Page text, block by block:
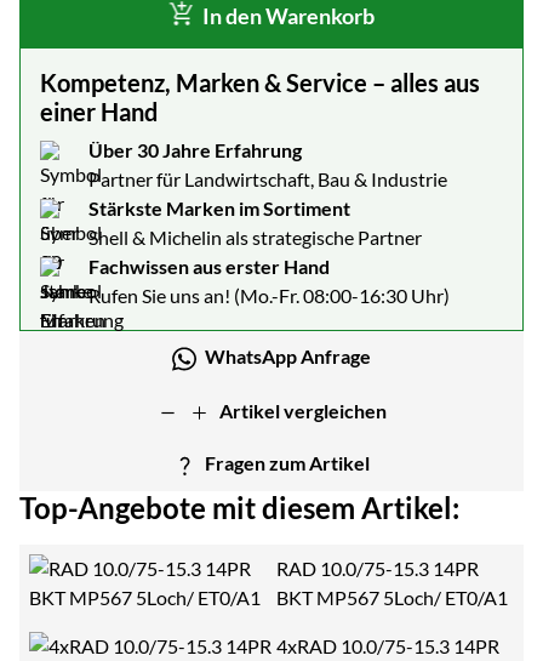
In den Warenkorb
Kompetenz, Marken & Service – alles aus
einer Hand
Über 30 Jahre Erfahrung
Partner für Landwirtschaft, Bau & Industrie
Stärkste Marken im Sortiment
Shell & Michelin als strategische Partner
Fachwissen aus erster Hand
Rufen Sie uns an! (Mo.-Fr. 08:00-16:30 Uhr)
WhatsApp Anfrage
Artikel vergleichen
Fragen zum Artikel
Top-Angebote mit diesem Artikel:
RAD 10.0/75-15.3 14PR
BKT MP567 5Loch/ ET0/A1
4xRAD 10.0/75-15.3 14PR